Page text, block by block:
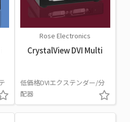
Rose Electronics
CrystalView DVI Multi
低価格DVIエクステンダー/分
配器